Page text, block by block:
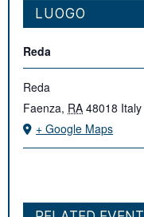
LUOGO
Reda
Reda
Faenza, RA 48018 Italy
+ Google Maps